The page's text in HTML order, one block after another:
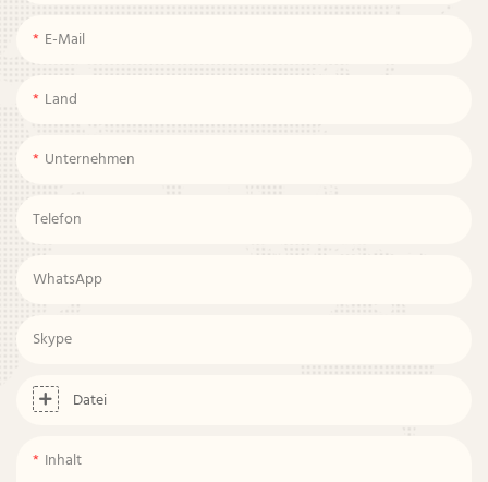
E-Mail
Land
Unternehmen
Telefon
WhatsApp
Skype
Datei
Inhalt